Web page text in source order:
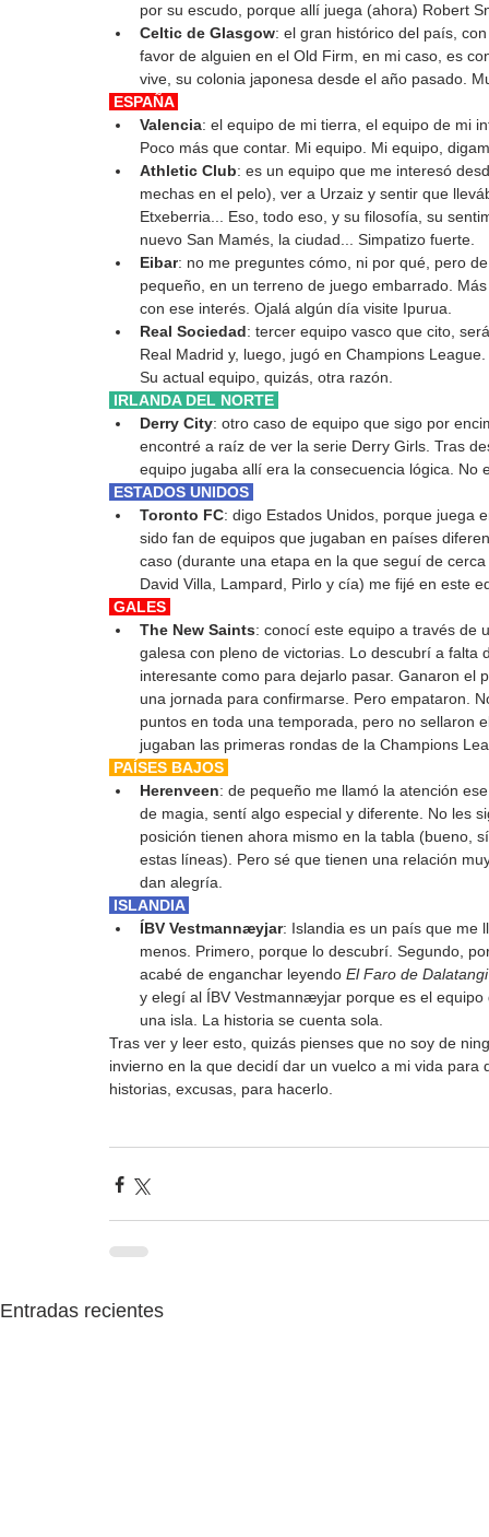
por su escudo, porque allí juega (ahora) Robert
Celtic de Glasgow: el gran histórico del país,
favor de alguien en el Old Firm, en mi caso, es
vive, su colonia japonesa desde el año pasado.
ESPAÑA
Valencia: el equipo de mi tierra, el equipo de mi
Poco más que contar. Mi equipo. Mi equipo,
Athletic Club: es un equipo que me interesó
mechas en el pelo), ver a Urzaiz y sentir que
Etxeberria... Eso, todo eso, y su filosofía, su
nuevo San Mamés, la ciudad... Simpatizo fuerte.
Eibar: no me preguntes cómo, ni por qué, pero
pequeño, en un terreno de juego embarrado.
con ese interés. Ojalá algún día visite Ipurua.
Real Sociedad: tercer equipo vasco que cito,
Real Madrid y, luego, jugó en Champions
Su actual equipo, quizás, otra razón.
IRLANDA DEL NORTE
Derry City: otro caso de equipo que sigo por
encontré a raíz de ver la serie Derry Girls. Tras
equipo jugaba allí era la consecuencia lógica. No
ESTADOS UNIDOS
Toronto FC: digo Estados Unidos, porque juega
sido fan de equipos que jugaban en países
caso (durante una etapa en la que seguí de
David Villa, Lampard, Pirlo y cía) me fijé en este
GALES
The New Saints: conocí este equipo a través de
galesa con pleno de victorias. Lo descubrí a
interesante como para dejarlo pasar. Ganaron el
una jornada para confirmarse. Pero empataron.
puntos en toda una temporada, pero no sellaron
jugaban las primeras rondas de la Champions
PAÍSES BAJOS
Herenveen: de pequeño me llamó la atención
de magia, sentí algo especial y diferente. No les
posición tienen ahora mismo en la tabla (bueno,
estas líneas). Pero sé que tienen una relación
dan alegría.
ISLANDIA
ÍBV Vestmannæyjar: Islandia es un país que me
menos. Primero, porque lo descubrí. Segundo,
acabé de enganchar leyendo El Faro de Dalatangi
y elegí al ÍBV Vestmannæyjar porque es el
una isla. La historia se cuenta sola.
Tras ver y leer esto, quizás pienses que no soy de
invierno en la que decidí dar un vuelco a mi vida
historias, excusas, para hacerlo.
Entradas recientes